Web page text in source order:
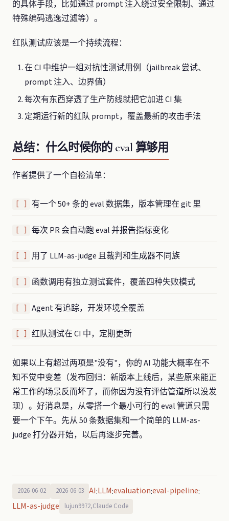
的具体手段，比如通过 prompt 注入绕过安全限制、通过
特殊编码逃逸过滤等）。
红队测试应该是一个持续流程：
在 CI 中维护一组对抗性测试用例（jailbreak 尝试、
prompt 注入、边界值）
每次有东西穿透了生产防线就把它加进 CI 集
定期运行新的红队 prompt，覆盖最新的攻击手法
总结：什么时候你的 eval 算够用
作者提供了一个自检清单：
[ ] 有一个 50+ 条的 eval 数据集，版本管理在 git 里
[ ] 每次 PR 会自动跑 eval 并报告指标变化
[ ] 用了 LLM-as-judge 且裁判和生成器不同族
[ ] 函数调用有独立测试套件，覆盖四种失败模式
[ ] Agent 有追踪，开发环境全覆盖
[ ] 红队测试在 CI 中，定期更新
如果以上有超过两项是"没有"，你的 AI 功能大概率在不
知不觉中变差（发布回归：新版本上线后，某些原来能正
常工作的场景反而坏了，而你因为没有评估管道所以没发
现）。好消息是，从零搭一个最小可行的 eval 管道只需
要一个下午。先从 50 条数据集和一个简单的 LLM-as-
judge 打分器开始，以后再逐步完善。
2026-06-02 2026-06-03 AI:LLM:evaluation:eval-pipeline:
LLM-as-judge
lujun9972,Claude Code